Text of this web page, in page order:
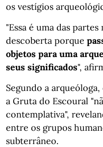
os vestígios
"Essa é uma das
descoberta porque
objetos para uma
seus significados",
Segundo a
a Gruta do Escoural
contemplativa",
entre os grupos
subterrâneo.